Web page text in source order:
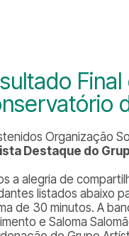
do rio pardo
Organização
Destaque do
a alegria de
listados abaixo
de 30 minutos. A
e Saloma